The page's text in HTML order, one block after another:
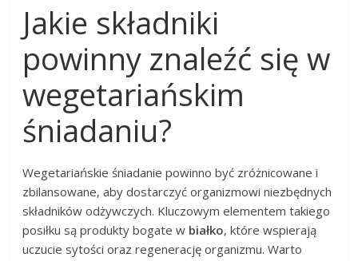
Jakie składniki
powinny znaleźć się w
wegetariańskim
śniadaniu?
Wegetariańskie śniadanie powinno być zróżnicowane i
zbilansowane, aby dostarczyć organizmowi niezbędnych
składników odżywczych. Kluczowym elementem takiego
posiłku są produkty bogate w białko, które wspierają
uczucie sytości oraz regenerację organizmu. Warto